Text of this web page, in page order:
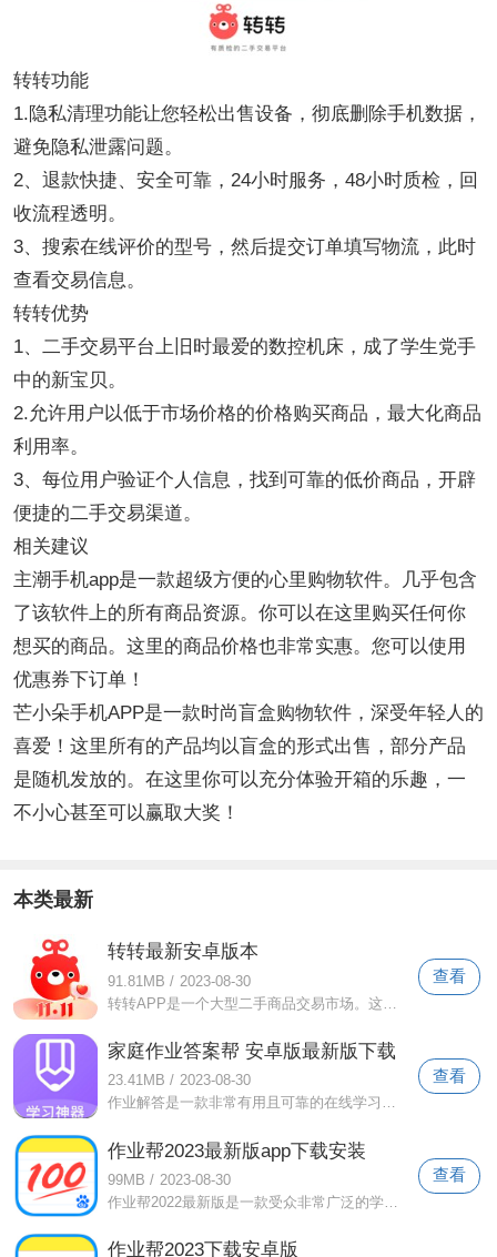
转转功能
1.隐私清理功能让您轻松出售设备，彻底删除手机数据，
避免隐私泄露问题。
2、退款快捷、安全可靠，24小时服务，48小时质检，回
收流程透明。
3、搜索在线评价的型号，然后提交订单填写物流，此时
查看交易信息。
转转优势
1、二手交易平台上旧时最爱的数控机床，成了学生党手
中的新宝贝。
2.允许用户以低于市场价格的价格购买商品，最大化商品
利用率。
3、每位用户验证个人信息，找到可靠的低价商品，开辟
便捷的二手交易渠道。
相关建议
主潮手机app是一款超级方便的心里购物软件。几乎包含
了该软件上的所有商品资源。你可以在这里购买任何你
想买的商品。这里的商品价格也非常实惠。您可以使用
优惠券下订单！
芒小朵手机APP是一款时尚盲盒购物软件，深受年轻人的
喜爱！这里所有的产品均以盲盒的形式出售，部分产品
是随机发放的。在这里你可以充分体验开箱的乐趣，一
不小心甚至可以赢取大奖！
本类最新
转转最新安卓版本
91.81MB / 2023-08-30
转转APP是一个大型二手商品交易市场。这里有大量的二手商品。各类奢侈品二手交易价格超优惠。您可以在转转APP上以最低的价格买到您最想要的
查看
家庭作业答案帮 安卓版最新版下载
23.41MB / 2023-08-30
作业解答是一款非常有用且可靠的在线学习软件。作业答案帮助中有大量作业答案说明。当你遇到不会的题时，可以使用系统的一键搜索功能来查找
查看
作业帮2023最新版app下载安装
99MB / 2023-08-30
作业帮2022最新版是一款受众非常广泛的学习软件。 作业帮2022最新版包含全国小学、初中、高中题库，以及老师在线辅导。您可以随时随地找到
查看
作业帮2023下载安卓版